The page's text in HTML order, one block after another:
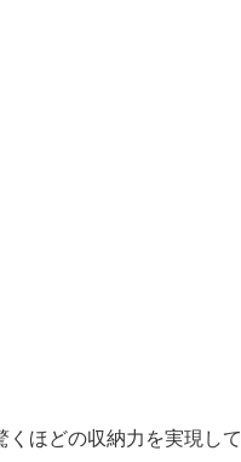
ほどの収納力を実現して